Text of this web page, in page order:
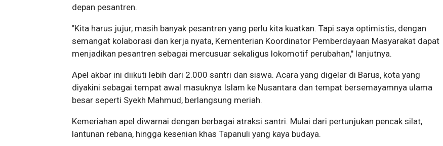
depan pesantren.
"Kita harus jujur, masih banyak pesantren yang perlu kita kuatkan. Tapi saya optimistis, dengan
semangat kolaborasi dan kerja nyata, Kementerian Koordinator Pemberdayaan Masyarakat dapat
menjadikan pesantren sebagai mercusuar sekaligus lokomotif perubahan," lanjutnya.
Apel akbar ini diikuti lebih dari 2.000 santri dan siswa. Acara yang digelar di Barus, kota yang
diyakini sebagai tempat awal masuknya Islam ke Nusantara dan tempat bersemayamnya ulama
besar seperti Syekh Mahmud, berlangsung meriah.
Kemeriahan apel diwarnai dengan berbagai atraksi santri. Mulai dari pertunjukan pencak silat,
lantunan rebana, hingga kesenian khas Tapanuli yang kaya budaya.